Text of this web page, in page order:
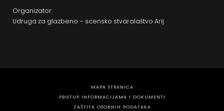
Organizator:
Udruga za glazbeno – scensko stvaralaštvo Arij
MAPA STRANICA
PRISTUP INFORMACIJAMA I DOKUMENTI
ZAŠTITA OSOBNIH PODATAKA